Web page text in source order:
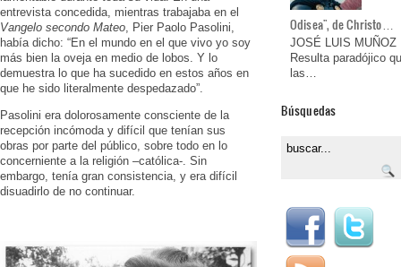
entrevista concedida, mientras trabajaba en el
Vangelo secondo Mateo, Pier Paolo Pasolini,
había dicho: “En el mundo en el que vivo yo soy
más bien la oveja en medio de lobos. Y lo
demuestra lo que ha sucedido en estos años en
que he sido literalmente despedazado”.
Pasolini era dolorosamente consciente de la
recepción incómoda y difícil que tenían sus
obras por parte del público, sobre todo en lo
concerniente a la religión –católica-. Sin
embargo, tenía gran consistencia, y era difícil
disuadirlo de no continuar.
Odisea", de Christo…
JOSÉ LUIS MUÑOZ
Resulta paradójico
las…
Búsquedas